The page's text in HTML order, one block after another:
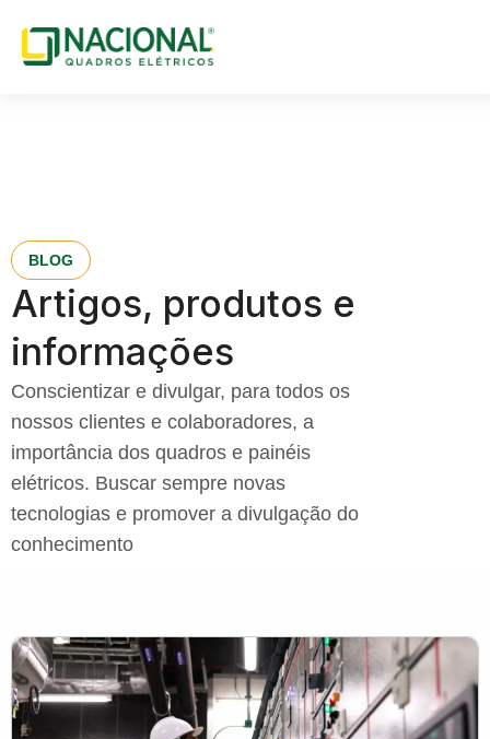
BLOG
Artigos, produtos e
informações
Conscientizar e divulgar, para todos os
nossos clientes e colaboradores, a
importância dos quadros e painéis
elétricos. Buscar sempre novas
tecnologias e promover a divulgação do
conhecimento